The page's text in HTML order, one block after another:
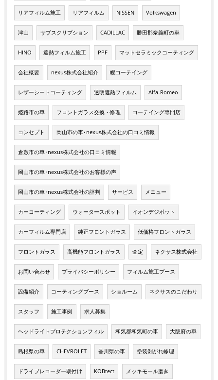
リアフィルム施工 リアフィルム NISSEN Volkswagen
津山 サブスクリプション CADILLAC 勝田郡奈義町の車
HINO 遮熱フィルム施工 PPF マットセラミックコーティング
会社概要 nexus株式会社紹介 幌コーテイング
レザーシートコーティング 透明遮熱フィルム Alfa-Romeo
姫路市の車 フロントガラス交換・修理 コーテイング専門店
コンセプト 岡山市の車･nexus株式会社の口コミ情報
倉敷市の車･nexus株式会社の口コミ情報
岡山市の車･nexus株式会社のお客様の声
岡山市の車･nexus株式会社の評判 サービス メニュー
カーコーティング ウォータースポット イオンデジポット
カーフィルム専門店 純正フロントガラス 低価格フロントガラス
フロントガラス 高機能フロントガラス 査定 ネクサス株式会社
お問い合わせ プライバシーポリシー フィルム施工ブース
設備紹介 コーティングブース ショルーム ネクサスのこだわり
スタッフ 施工事例 求人募集
ヘッドライトプロテクションフィル 和気郡和気町の車 大阪府の車
島根県の車 CHEVROLET 香川県の車 塗装剝がれ修理
ドライブレコーダー取付け KOBtect メッキモール磨き